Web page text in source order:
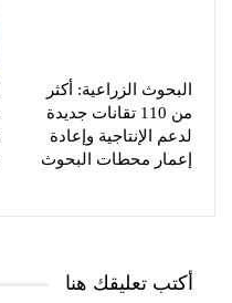
البحوث الزراعية: أكثر
من 110 تقانات جديدة
لدعم الإنتاجية وإعادة
إعمار محطات البحوث
أكتب تعليقك هنا